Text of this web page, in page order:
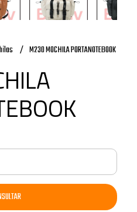
M230 MOCHILA PORTANOTEBOOK